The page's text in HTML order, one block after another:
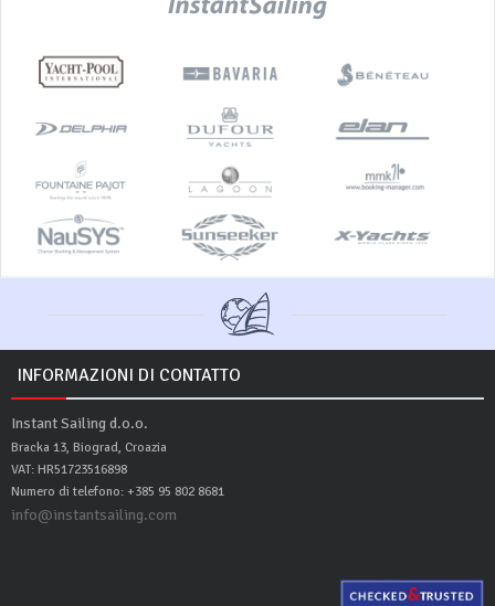
INFORMAZIONI DI CONTATTO
Instant Sailing d.o.o.
Bracka 13, Biograd, Croazia
VAT: HR51723516898
Numero di telefono: +385 95 802 8681
info@instantsailing.com